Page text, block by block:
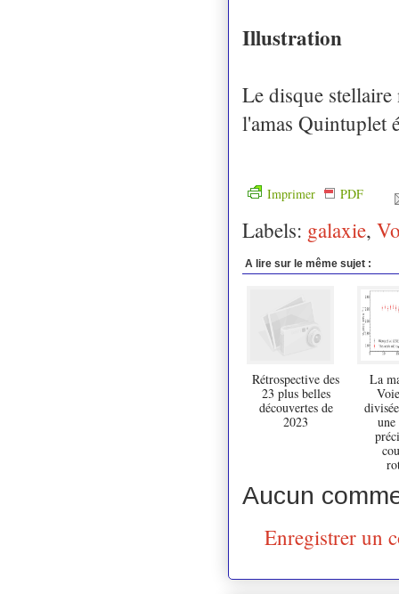
Illustration
Le disque
l'amas Quintuplet
Imprimer PDF
Labels: galaxie,
A lire sur le même sujet :
Rétrospective des
23 plus belles
découvertes de
2023
La
une
Aucun
Enregistrer un